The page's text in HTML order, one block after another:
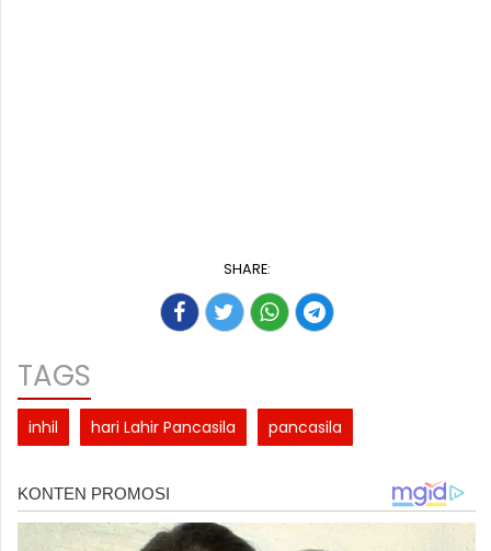
SHARE:
TAGS
inhil hari Lahir Pancasila pancasila